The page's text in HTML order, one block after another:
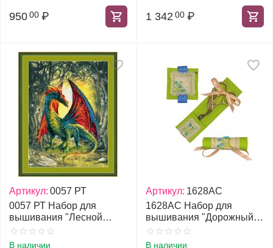
950 00 ₽ 1 342 00 ₽
Артикул: 0057 РТ
0057 РТ Набор для
вышивания "Лесной
дракон"
В наличии
Артикул: 1628АС
1628АС Набор для
вышивания "Дорожный
набор Незабудка"
В наличии